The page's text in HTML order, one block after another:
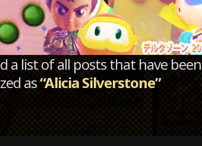
a list of all posts that have been
as“Alicia Silverstone”